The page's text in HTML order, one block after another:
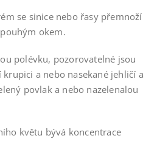
se sinice nebo řasy přemnoží
okem.
polévku, pozorovatelné jsou
a nebo nasekané jehličí a
povlak a nebo nazelenalou
květu bývá koncentrace